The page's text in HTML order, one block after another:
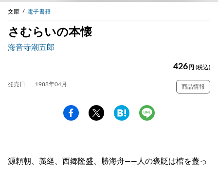
文庫 電子書籍
さむらいの本懐
海音寺潮五郎
426 円 (税込)
発売日 1988年04月 商品情報
源頼朝、義経、西郷隆盛、勝海舟――人の褒貶は棺を蓋っ